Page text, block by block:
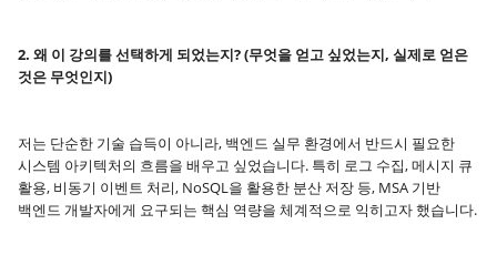
2. 왜 이 강의를 선택하게 되었는지? (무엇을 얻고 싶었는지, 실제로 얻은
것은 무엇인지)
저는 단순한 기술 습득이 아니라, 백엔드 실무 환경에서 반드시 필요한
시스템 아키텍처의 흐름을 배우고 싶었습니다. 특히 로그 수집, 메시지 큐
활용, 비동기 이벤트 처리, NoSQL을 활용한 분산 저장 등, MSA 기반
백엔드 개발자에게 요구되는 핵심 역량을 체계적으로 익히고자 했습니다.